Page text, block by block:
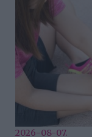
2026-08-07.